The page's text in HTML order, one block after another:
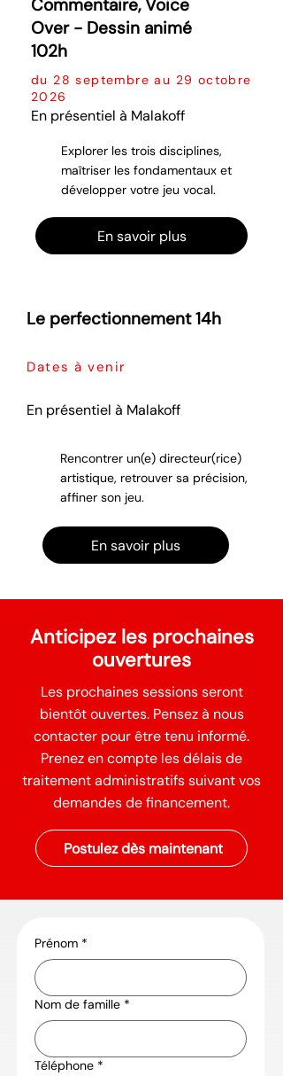
Commentaire, Voice
Over - Dessin animé
102h
du 28 septembre au 29 octobre
2026
En présentiel à Malakoff
Explorer les trois disciplines,
maîtriser les fondamentaux et
développer votre jeu vocal.
En savoir plus
Le perfectionnement 14h
Dates à venir
En présentiel à Malakoff
Rencontrer un(e) directeur(rice)
artistique, retrouver sa précision,
affiner son jeu.
En savoir plus
Anticipez les prochaines
ouvertures
Les prochaines sessions seront
bientôt ouvertes. Pensez à nous
contacter pour être tenu informé.
Prenez en compte les délais de
traitement administratifs suivant vos
demandes de financement.
Postulez dès maintenant
Prénom *
Nom de famille *
Téléphone *